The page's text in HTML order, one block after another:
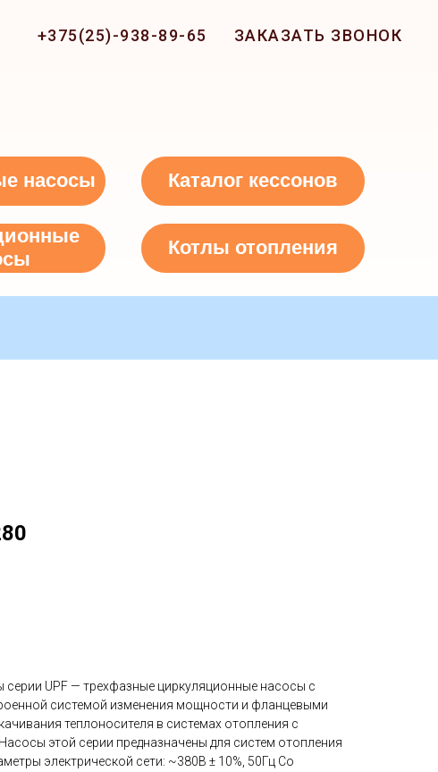
+375(25)-938-89-65 ЗАКАЗАТЬ ЗВОНОК
насосы Каталог кессонов
Котлы отопления
серии UPF — трехфазные циркуляционные насосы с
системой изменения мощности и фланцевыми
теплоносителя в системах отопления с
этой серии предназначены для систем отопления
электрической сети: ~380В ± 10%, 50Гц Со